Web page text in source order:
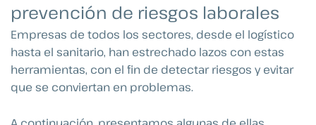
prevención de riesgos laborales
Empresas de todos los sectores, desde el logístico
hasta el sanitario, han estrechado lazos con estas
herramientas, con el fin de detectar riesgos y evitar
que se conviertan en problemas.